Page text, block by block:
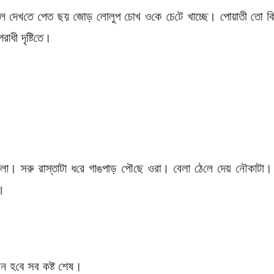
দেখ‌তে পেত ছয় জোড় লোলুপ চোখ ও‌কে চে‌টে খাচ্ছে। পোয়াতী
দৃষ্টি‌তে।
সরু রাস্তাটা ধ‌রে গাঙপাড় পৌ‌ছে ওরা। বেলা ঠে‌লে দেয়
হ‌বে সব কষ্ট শেষ।